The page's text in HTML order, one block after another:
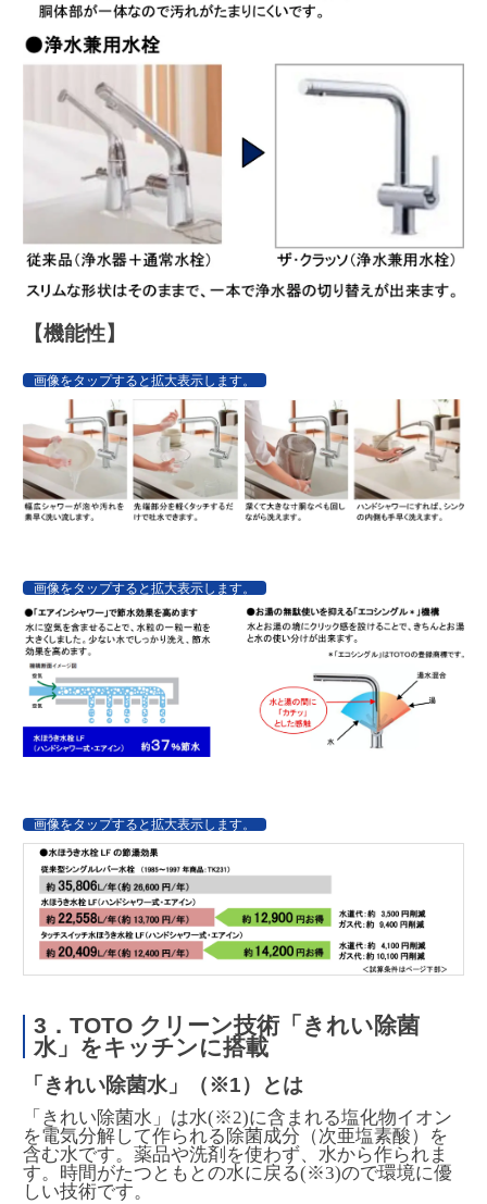
【機能性】
画像をタップすると拡大表示します。
画像をタップすると拡大表示します。
画像をタップすると拡大表示します。
3．TOTO クリーン技術「きれい除菌
水」をキッチンに搭載
「きれい除菌水」（※1）とは
「きれい除菌水」は水(※2)に含まれる塩化物イオン
を電気分解して作られる除菌成分（次亜塩素酸）を
含む水です。薬品や洗剤を使わず、水から作られま
す。時間がたつともとの水に戻る(※3)ので環境に優
しい技術です。